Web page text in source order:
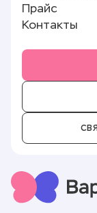
Отзывы
Новости
Вакансии
Прайс
Контакты